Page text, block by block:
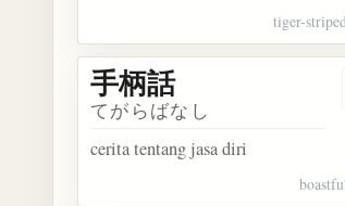
tiger-
手柄話
てがらばなし
cerita tentang jasa diri